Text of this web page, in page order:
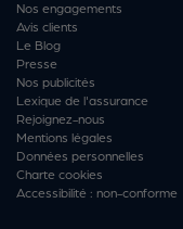
Nos engagements
Avis clients
Le Blog
Presse
Nos publicités
Lexique de l'assurance
Rejoignez-nous
Mentions légales
Données personnelles
Charte cookies
Accessibilité : non-conforme